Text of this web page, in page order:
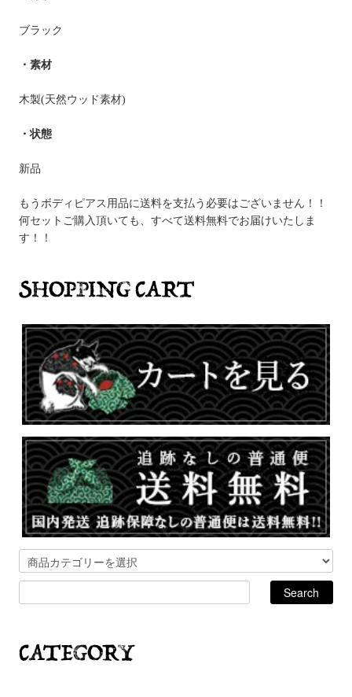
ブラック
・素材
木製(天然ウッド素材)
・状態
新品
もうボディピアス用品に送料を支払う必要はございません！！
何セットご購入頂いても、すべて送料無料でお届けいたしま
す！！